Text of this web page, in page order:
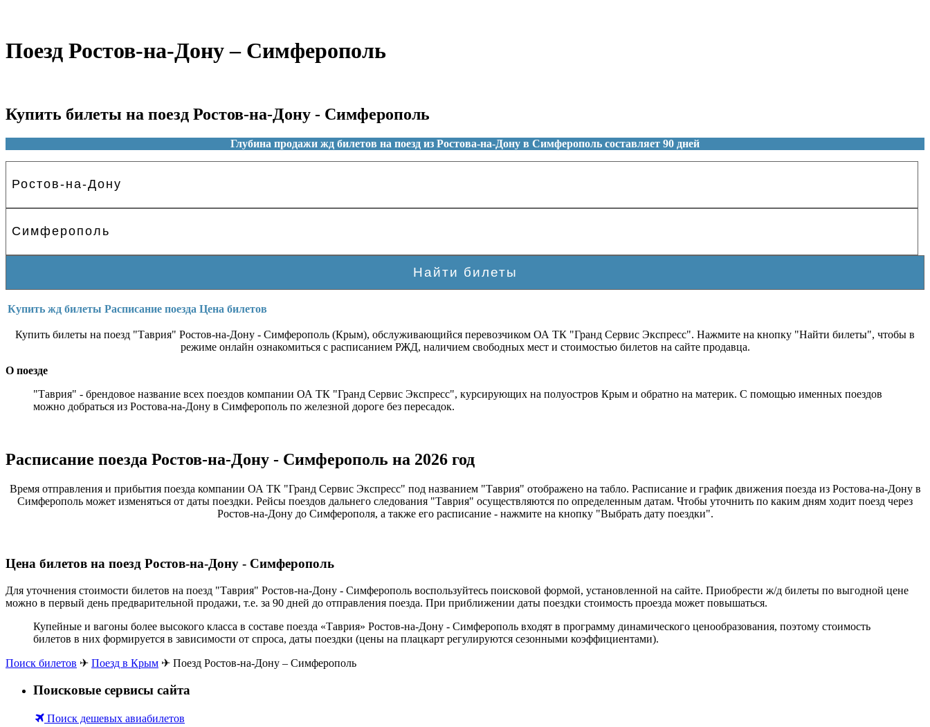
Поезд Ростов-на-Дону – Симферополь
Купить билеты на поезд Ростов-на-Дону - Симферополь
Глубина продажи жд билетов на поезд из Ростова-на-Дону в Симферополь составляет 90 дней
Купить жд билеты Расписание поезда Цена билетов
Купить билеты на поезд "Таврия" Ростов-на-Дону - Симферополь (Крым), обслуживающийся перевозчиком ОА ТК "Гранд Сервис Экспресс". Нажмите на кнопку "Найти билеты", чтобы в
режиме онлайн ознакомиться с расписанием РЖД, наличием свободных мест и стоимостью билетов на сайте продавца.
О поезде
"Таврия" - брендовое название всех поездов компании ОА ТК "Гранд Сервис Экспресс", курсирующих на полуостров Крым и обратно на материк. С помощью именных поездов
можно добраться из Ростова-на-Дону в Симферополь по железной дороге без пересадок.
Расписание поезда Ростов-на-Дону - Симферополь на 2026 год
Время отправления и прибытия поезда компании ОА ТК "Гранд Сервис Экспресс" под названием "Таврия" отображено на табло. Расписание и график движения поезда из Ростова-на-Дону в
Симферополь может изменяться от даты поездки. Рейсы поездов дальнего следования "Таврия" осуществляются по определенным датам. Чтобы уточнить по каким дням ходит поезд через
Ростов-на-Дону до Симферополя, а также его расписание - нажмите на кнопку "Выбрать дату поездки".
Цена билетов на поезд Ростов-на-Дону - Симферополь
Для уточнения стоимости билетов на поезд "Таврия" Ростов-на-Дону - Симферополь воспользуйтесь поисковой формой, установленной на сайте. Приобрести ж/д билеты по выгодной цене
можно в первый день предварительной продажи, т.е. за 90 дней до отправления поезда. При приближении даты поездки стоимость проезда может повышаться.
Купейные и вагоны более высокого класса в составе поезда «Таврия» Ростов-на-Дону - Симферополь входят в программу динамического ценообразования, поэтому стоимость
билетов в них формируется в зависимости от спроса, даты поездки (цены на плацкарт регулируются сезонными коэффициентами).
Поиск билетов ✈ Поезд в Крым ✈ Поезд Ростов-на-Дону – Симферополь
Поисковые сервисы сайта
Поиск дешевых авиабилетов